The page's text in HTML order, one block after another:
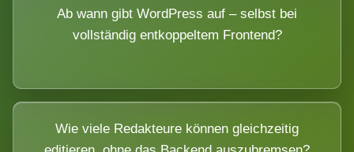
Ab wann gibt WordPress auf – selbst bei
vollständig entkoppeltem Frontend?
Wie viele Redakteure können gleichzeitig